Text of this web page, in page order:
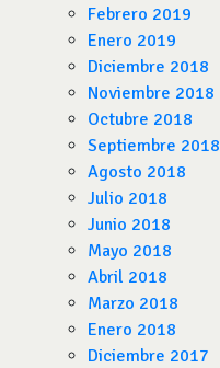
Febrero 2019
Enero 2019
Diciembre 2018
Noviembre 2018
Octubre 2018
Septiembre 2018
Agosto 2018
Julio 2018
Junio 2018
Mayo 2018
Abril 2018
Marzo 2018
Enero 2018
Diciembre 2017